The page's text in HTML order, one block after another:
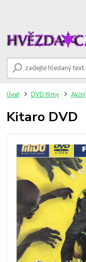
Úvod DVD filmy Akční
Kitaro DVD